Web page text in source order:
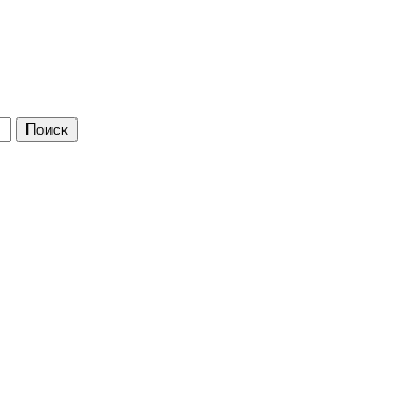
Поиск